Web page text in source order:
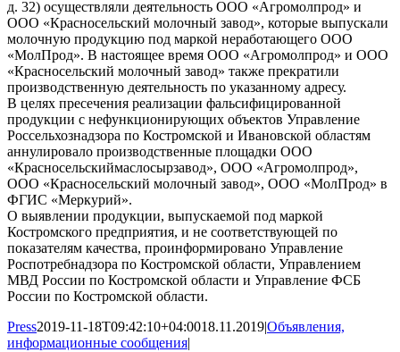
д. 32) осуществляли деятельность ООО «Агромолпрод» и
ООО «Красносельский молочный завод», которые выпускали
молочную продукцию под маркой неработающего ООО
«МолПрод». В настоящее время ООО «Агромолпрод» и ООО
«Красносельский молочный завод» также прекратили
производственную деятельность по указанному адресу.
В целях пресечения реализации фальсифицированной
продукции с нефункционирующих объектов Управление
Россельхознадзора по Костромской и Ивановской областям
аннулировало производственные площадки ООО
«Красносельскиймаслосырзавод», ООО «Агромолпрод»,
ООО «Красносельский молочный завод», ООО «МолПрод» в
ФГИС «Меркурий».
О выявлении продукции, выпускаемой под маркой
Костромского предприятия, и не соответствующей по
показателям качества, проинформировано Управление
Роспотребнадзора по Костромской области, Управлением
МВД России по Костромской области и Управление ФСБ
России по Костромской области.
Press2019-11-18T09:42:10+04:0018.11.2019|Объявления,
информационные сообщения|